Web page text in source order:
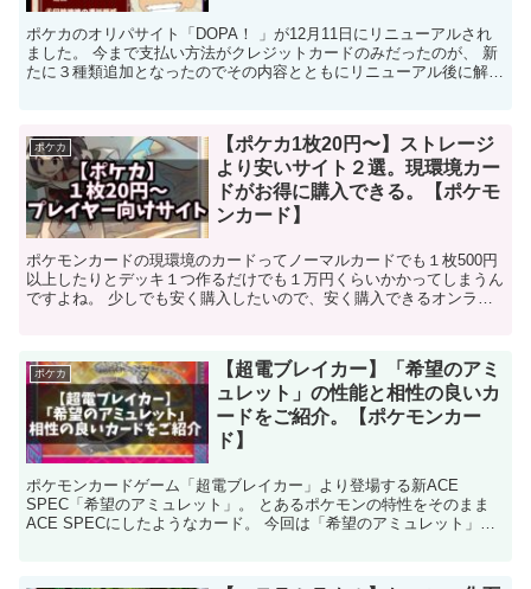
ポケカのオリパサイト「DOPA！ 」が12月11日にリニューアルされ
ました。 今まで支払い方法がクレジットカードのみだったのが、 新
たに３種類追加となったのでその内容とともにリニューアル後に解禁
ポケカ
【ポケカ1枚20円〜】ストレージ
より安いサイト２選。現環境カー
ドがお得に購入できる。【ポケモ
ンカード】
ポケモンカードの現環境のカードってノーマルカードでも１枚500円
以上したりとデッキ１つ作るだけでも１万円くらいかかってしまうん
ですよね。 少しでも安く購入したいので、安く購入できるオンライ
ポケカ
【超電ブレイカー】「希望のアミ
ュレット」の性能と相性の良いカ
ードをご紹介。【ポケモンカー
ド】
ポケモンカードゲーム「超電ブレイカー」より登場する新ACE
SPEC「希望のアミュレット」。 とあるポケモンの特性をそのまま
ACE SPECにしたようなカード。 今回は「希望のアミュレット」と